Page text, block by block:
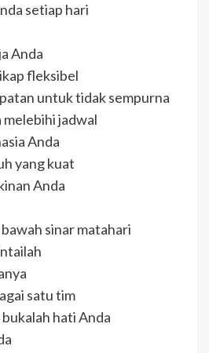
setiap hari
Anda
fleksibel
untuk tidak sempurna
melebihi jadwal
Anda
yang kuat
Anda
sinar matahari
satu tim
hati Anda